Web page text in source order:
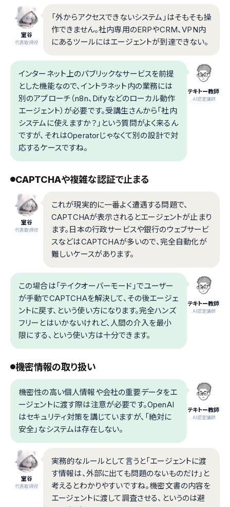
室谷
代表取締役
「外からアクセスできないシステム」はそもそも操
作できません。社内専用のERPやCRM、VPN内
にあるツールにはエージェントが到達できない。
テキトー教師
.AI認定講師
インターネット上のパブリックなサービスを前提
とした機能なので、イントラネット内の業務には
別のアプローチ（n8n、Difyなどのローカル動作
エージェント）が必要です。受講生さんから「社内
システムに使えますか？」という質問がよく来るん
ですが、それはOperatorじゃなくて別の設計で対
応するケースですね。
CAPTCHAや複雑な認証で止まる
室谷
代表取締役
これが現実的に一番よく遭遇する問題で、
CAPTCHAが表示されるとエージェントが止まり
ます。日本の行政サービスや銀行のウェブサービ
スなどはCAPTCHAが多いので、完全自動化が
難しいケースがあります。
テキトー教師
.AI認定講師
この場合は「テイクオーバーモード」でユーザー
が手動でCAPTCHAを解決して、その後エージェ
ントに戻す、という使い方になります。完全ハンズ
フリーとはいかないけれど、人間の介入を最小
限にする、という使い方は十分できます。
機密情報の取り扱い
テキトー教師
.AI認定講師
機密性の高い個人情報や会社の重要データをエ
ージェントに渡す際は注意が必要です。OpenAI
はセキュリティ対策を講じていますが、「絶対に
安全」なシステムは存在しない。
室谷
代表取締役
実務的なルールとして言うと「エージェントに渡
す情報は、外部に出ても問題のないものだけ」と
考えるとわかりやすいですね。機密文書の内容を
エージェントに渡して調査させる、というのは避